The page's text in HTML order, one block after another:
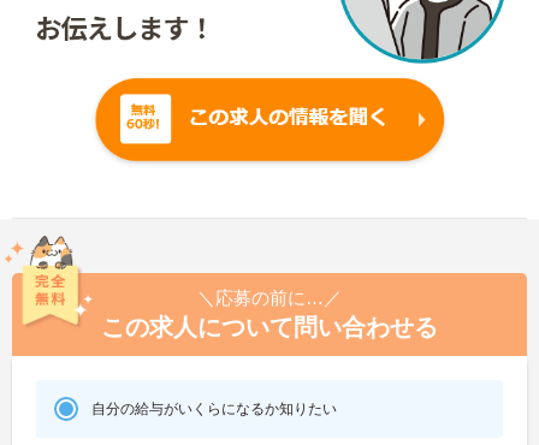
＼応募の前に…／
この求人について問い合わせる
自分の給与がいくらになるか知りたい